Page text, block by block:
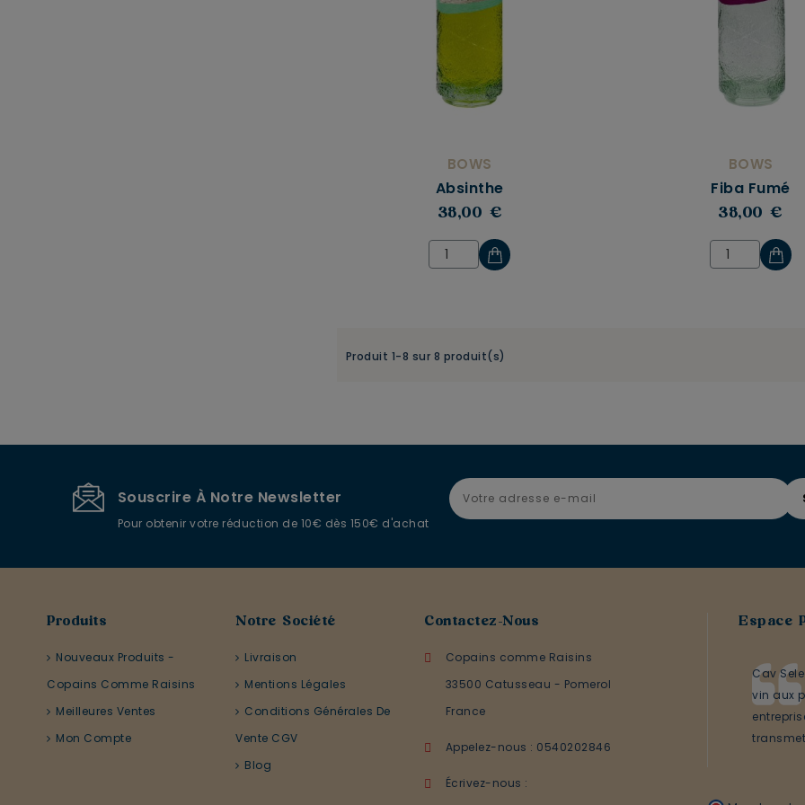
BOWS
Absinthe
38,00 €
BOWS
Fiba Fumé
38,00 €
Produit 1-8 sur 8 produit(s)
Souscrire À Notre Newsletter
Pour obtenir votre réduction de 10€ dès 150€ d'achat
Produits
Nouveaux Produits -
Copains Comme Raisins
Meilleures Ventes
Mon Compte
Notre Société
Livraison
Mentions Légales
Conditions Générales De
Vente CGV
Blog
Contactez-Nous
Copains comme Raisins
33500 Catusseau - Pomerol
France
Appelez-nous : 0540202846
Écrivez-nous :
Espace
Cav
vin aux